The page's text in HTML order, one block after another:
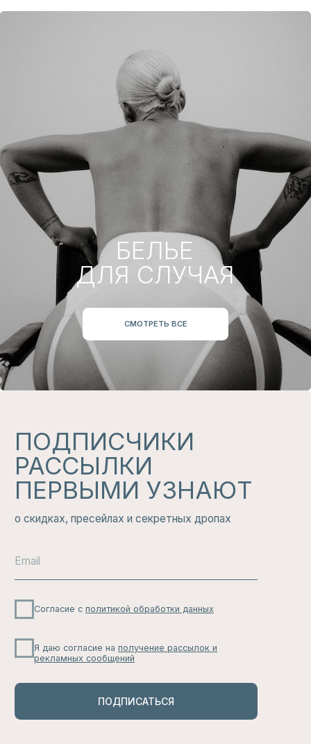
РАССЫЛКИ
политикой обработки данных
Я даю согласие на
рекламных сообщений
ПОДПИСАТЬСЯ
СНИЖЕННЫЕ
ЦЕНЫ
БЕЛЬЕ
ДЛЯ СЕБЯ
НАШ
КАНАЛ